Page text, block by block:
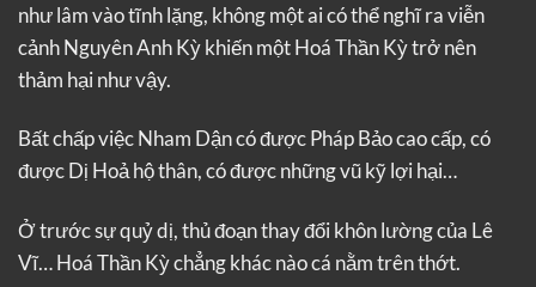
như lâm vào tĩnh lặng, không một ai có thể nghĩ ra viễn
cảnh Nguyên Anh Kỳ khiến một Hoá Thần Kỳ trở nên
thảm hại như vậy.
Bất chấp việc Nham Dận có được Pháp Bảo cao cấp, có
được Dị Hoả hộ thân, có được những vũ kỹ lợi hại…
Ở trước sự quỷ dị, thủ đoạn thay đổi khôn lường của Lê
Vĩ… Hoá Thần Kỳ chẳng khác nào cá nằm trên thớt.